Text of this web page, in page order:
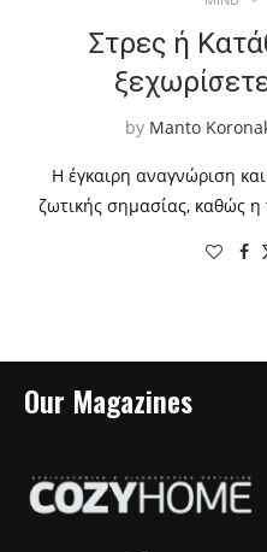
Στρες ή
by Manto
Η έγκαιρη αναγνώριση
ζωτικής σημασίας, καθώς
Our Magazines